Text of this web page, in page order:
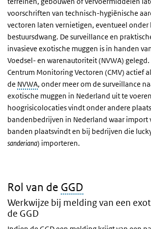
voorschriften van technisch-hygiënische
vectoren laten vernietigen, eventueel onder
bestuursdwang. De surveillance en
invasieve exotische muggen is in handen
Voedsel- en warenautoriteit (NVWA)
Centrum Monitoring Vectoren (CMV) actief
de NVWA, onder meer om de surveillance
exotische muggen in Nederland uit te
hoogrisicolocaties vindt onder andere
bandenbedrijven in Nederland waar import
banden plaatsvindt en bij bedrijven die
sanderiana) importeren.
Rol van de GGD
Werkwijze bij melding van een
de GGD